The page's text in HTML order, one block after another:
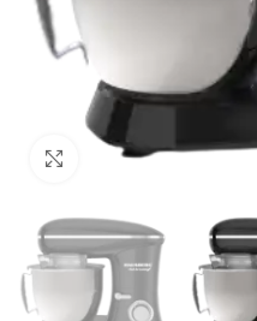
Click to enlarge